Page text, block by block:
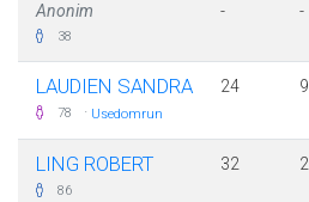
Anonim
38
- -
LAUDIEN SANDRA
78 · Usedomrun
24 9
LING ROBERT
86
32